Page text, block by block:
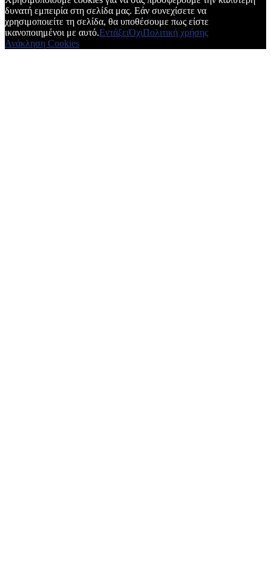
δυνατή εμπειρία στη σελίδα μας. Εάν συνεχίσετε να
χρησιμοποιείτε τη σελίδα, θα υποθέσουμε πως είστε
ικανοποιημένοι με αυτό.ΕντάξειΌχιΠολιτική χρήσης
Ανάκληση Cookies